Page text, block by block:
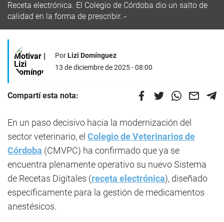
Receta electrónica. El Colegio de Córdoba dio un salto de
calidad en la forma de prescribir.
PorLizi Domínguez
13 de diciembre de 2025 - 08:00
Compartí esta nota:
En un paso decisivo hacia la modernización del
sector veterinario, el Colegio de Veterinarios de
Córdoba (CMVPC) ha confirmado que ya se
encuentra plenamente operativo su nuevo Sistema
de Recetas Digitales (receta electrónica), diseñado
específicamente para la gestión de medicamentos
anestésicos.